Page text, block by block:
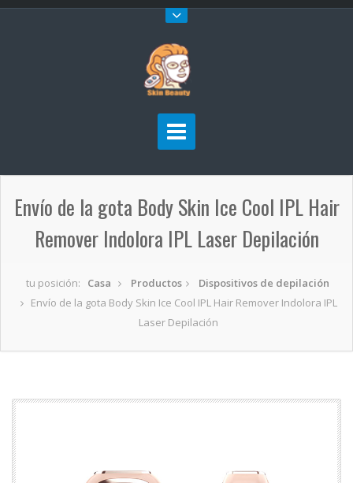
Envío de la gota Body Skin Ice Cool IPL Hair
Remover Indolora IPL Laser Depilación
tu posición: Casa Productos
Dispositivos de depilación
Envío de la gota Body Skin Ice Cool IPL Hair Remover Indolora IPL
Laser Depilación